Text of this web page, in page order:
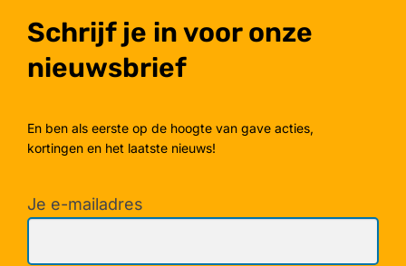
Schrijf je in voor onze
nieuwsbrief
En ben als eerste op de hoogte van gave acties,
kortingen en het laatste nieuws!
Je e-mailadres